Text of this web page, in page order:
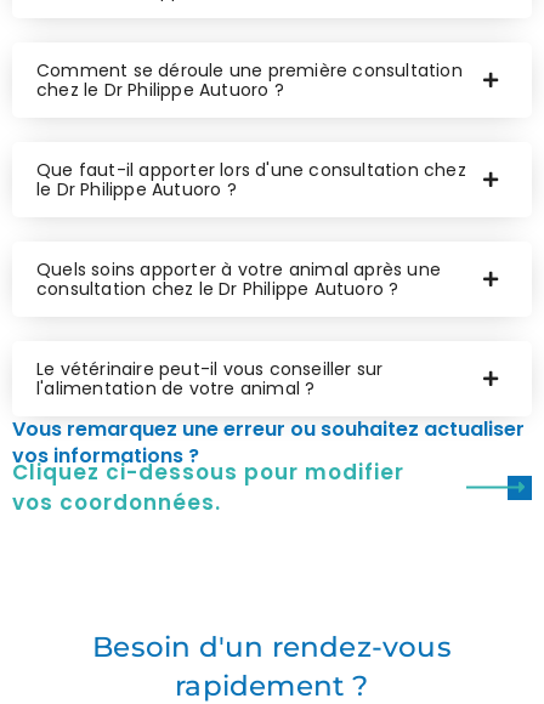
Comment se déroule une première consultation
chez le Dr Philippe Autuoro ?
Que faut-il apporter lors d'une consultation chez
le Dr Philippe Autuoro ?
Quels soins apporter à votre animal après une
consultation chez le Dr Philippe Autuoro ?
Le vétérinaire peut-il vous conseiller sur
l'alimentation de votre animal ?
Vous remarquez une erreur ou souhaitez actualiser
vos informations ?
Cliquez ci-dessous pour modifier
vos coordonnées.
Besoin d'un rendez-vous
rapidement ?